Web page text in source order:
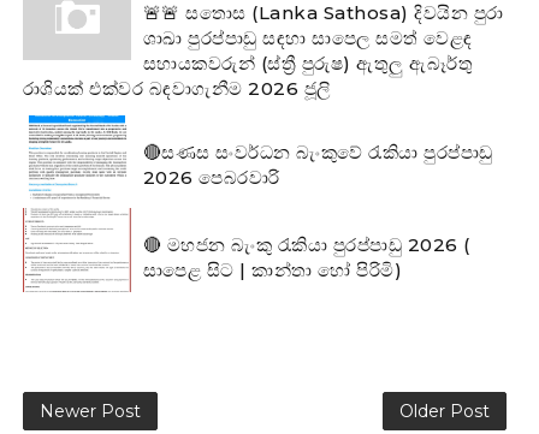
🚨🚨 සතොස (Lanka Sathosa) දිවයින පුරා
ශාඛා පුරප්පාඩු සඳහා සාපෙල සමත් වෙළඳ
සහායකවරුන් (ස්ත්‍රී පුරුෂ) ඇතුලු ඇබෑර්තු
රාශියක් එක්වර බඳවාගැනීම 2026 ජූලි
🔴සණස සංවර්ධන බැංකුවේ රැකියා පුරප්පාඩු
2026 පෙබරවාරි
🔴 මහජන බැංකු රැකියා පුරප්පාඩු 2026 (
සාපෙළ සිට | කාන්තා හෝ පිරිමි)
Newer Post Older Post